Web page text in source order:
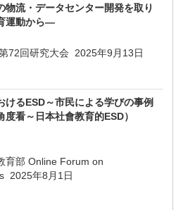
流・データセンター開発を取り
運動から―
72回研究大会 2025年9月13日
けるESD～市民による学びの事例
看～日本社會教育的ESD）
育部 Online Forum on
2025年8月1日